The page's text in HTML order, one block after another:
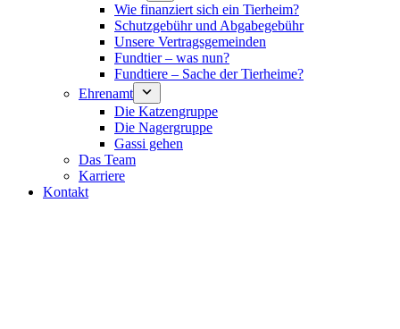
Wie finanziert sich ein Tierheim?
Schutzgebühr und Abgabegebühr
Unsere Vertragsgemeinden
Fundtier – was nun?
Fundtiere – Sache der Tierheime?
Ehrenamt
Die Katzengruppe
Die Nagergruppe
Gassi gehen
Das Team
Karriere
Kontakt